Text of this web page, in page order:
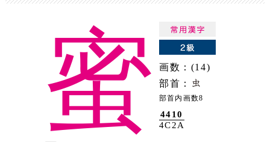
蜜
画数：(14)
部首：
部首内画数8
4410
4C2A